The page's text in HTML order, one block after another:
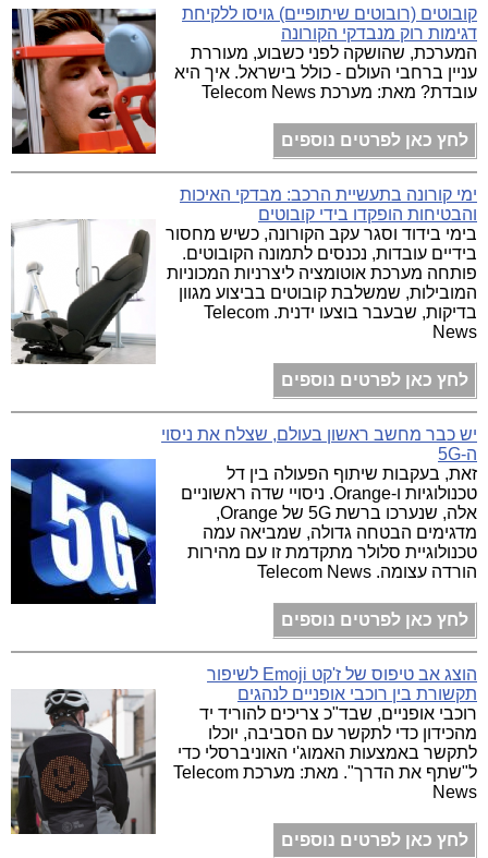
קובוטים (רובוטים שיתופיים) גויסו ללקיחת
דגימות רוק מנבדקי הקורונה
המערכת, שהושקה לפני כשבוע, מעוררת
עניין ברחבי העולם - כולל בישראל. איך היא
עובדת? מאת: מערכת Telecom News
לחץ כאן לפרטים נוספים
ימי קורונה בתעשיית הרכב: מבדקי האיכות
והבטיחות הופקדו בידי קובוטים
בימי בידוד וסגר עקב הקורונה, כשיש מחסור
בידיים עובדות, נכנסים לתמונה הקובוטים.
פותחה מערכת אוטומציה ליצרניות המכוניות
המובילות, שמשלבת קובוטים בביצוע מגוון
בדיקות, שבעבר בוצעו ידנית. Telecom
News
לחץ כאן לפרטים נוספים
יש כבר מחשב ראשון בעולם, שצלח את ניסוי
ה-5G
זאת, בעקבות שיתוף הפעולה בין דל
טכנולוגיות ו-Orange. ניסויי שדה ראשוניים
אלה, שנערכו ברשת 5G של Orange,
מדגימים הבטחה גדולה, שמביאה עמה
טכנולוגיית סלולר מתקדמת זו עם מהירות
הורדה עצומה. Telecom News
לחץ כאן לפרטים נוספים
הוצג אב טיפוס של ז'קט Emoji לשיפור
תקשורת בין רוכבי אופניים לנהגים
רוכבי אופניים, שבד"כ צריכים להוריד יד
מהכידון כדי לתקשר עם הסביבה, יוכלו
לתקשר באמצעות האמוג'י האוניברסלי כדי
ל"שתף את הדרך". מאת: מערכת Telecom
News
לחץ כאן לפרטים נוספים